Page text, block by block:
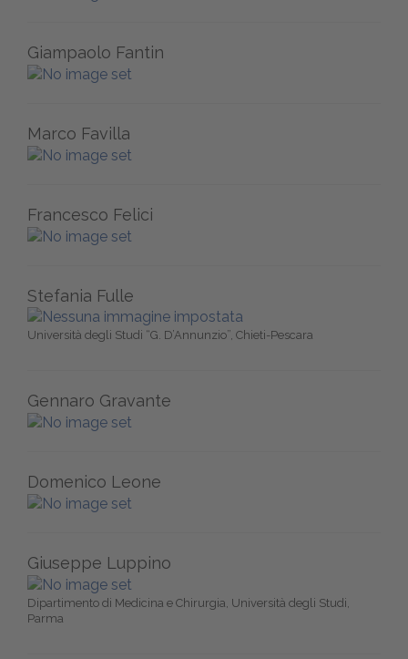
Giampaolo Fantin
Marco Favilla
Francesco Felici
Stefania Fulle
Università degli Studi “G. D’Annunzio”, Chieti-Pescara
Gennaro Gravante
Domenico Leone
Giuseppe Luppino
Dipartimento di Medicina e Chirurgia, Università degli Studi,
Parma